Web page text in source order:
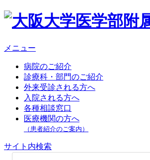
メニュー
病院のご紹介
診療科・部門のご紹介
外来受診される方へ
入院される方へ
各種相談窓口
医療機関の方へ
（患者紹介のご案内）
サイト内検索